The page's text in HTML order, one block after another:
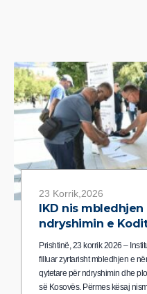
23 Korrik,2026
IKD nis
ndryshimin e Kodit
Prishtinë, 23 korrik 2026 –
filluar zyrtarisht mbledhjen e
qytetare për ndryshimin dhe
së Kosovës. Përmes kësaj